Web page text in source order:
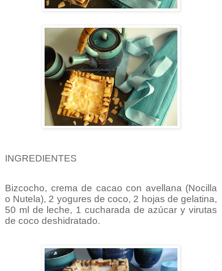
INGREDIENTES
Bizcocho, crema de cacao con avellana (Nocilla
o Nutela), 2 yogures de coco, 2 hojas de gelatina,
50 ml de leche, 1 cucharada de azúcar y virutas
de coco deshidratado.